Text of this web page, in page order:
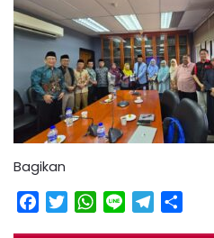
Bagikan
Facebook
TwitterWhatsApp
Line Telegram